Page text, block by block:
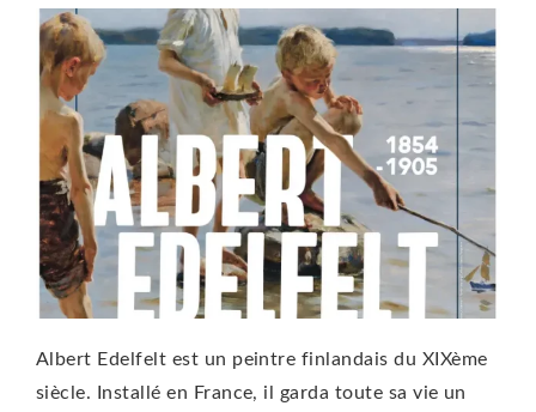
Albert Edelfelt est un peintre finlandais du XIXème
siècle. Installé en France, il garda toute sa vie un